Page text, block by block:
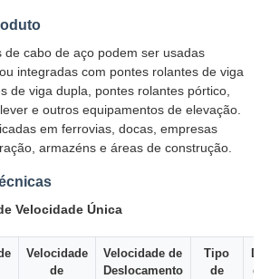
de cabo de aço podem ser usadas
integradas com pontes rolantes de viga
de viga dupla, pontes rolantes pórtico,
e outros equipamentos de elevação.
em ferrovias, docas, empresas
armazéns e áreas de construção.
Velocidade Única
Velocidade
de
Velocidade de
Deslocamento
Tipo
de
do